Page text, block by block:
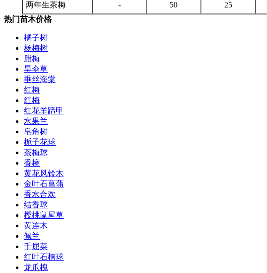
两年生茶梅 - 50 25
热门苗木价格
橘子树
杨梅树
腊梅
旱伞草
垂丝海棠
红梅
红梅
红花羊蹄甲
水果兰
皂角树
栀子花球
茶梅球
香樟
黄花风铃木
金叶石菖蒲
香水合欢
结香球
樱桃鼠尾草
黄连木
佩兰
千屈菜
红叶石楠球
龙爪槐